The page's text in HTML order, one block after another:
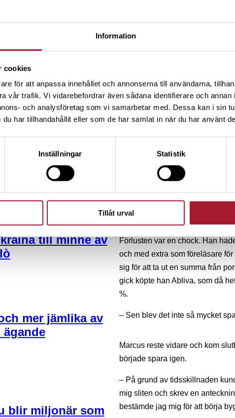
Information
cookies
för att anpassa innehållet och annonserna till användarna,
vår trafik. Vi vidarebefordrar även sådana identifierare och annan
och analysföretag som vi samarbetar med. Dessa kan i sin
har tillhandahållit eller som de har samlat in när du har använt
Inställningar Statistik
Tillåt urval
åkte runt och sålde loppisprylar
eget bord bredvid morfaderns,
När Marcus var runt 12 år
gick gemensamt till banken.
– Vi fick rådet att börja spara i
med förlust.
i dag ger dig
en halv miljon
till minne av
mer jämlika av
blir miljonär som
Trots utfallet var intresset för
som brevbärare, googlade han
– Efter att ha filtrerat bort
lite pengar där. Sen klev jag
Ratos, bara för att de hade hög
turbowarranter och lyckades
Förlusten var en chock. Han
och med extra som föreläsare
sig för att ta ut en summa från
gick köpte han Abliva, som då
%.
– Sen blev det inte så mycket
Marcus reste vidare och kom
började spara igen.
– På grund av tidsskillnaden
mig sliten och skrev en
bestämde jag mig för att börja